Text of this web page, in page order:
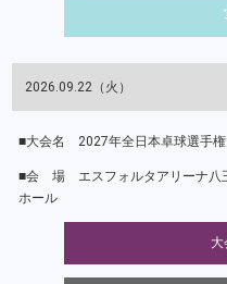
2026.09.22（火）
2027年全日本卓球選手
エスフォルタアリーナ
ホール
大